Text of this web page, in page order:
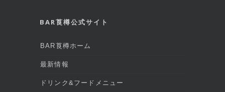
BAR莨樽公式サイト
BAR莨樽ホーム
最新情報
ドリンク&フードメニュー